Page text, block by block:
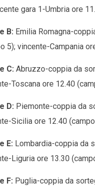
gara 1-Umbria ore
B: Emilia Romagna-
5); vincente-Campania
C: Abruzzo-coppia da
Toscana ore 12.40
D: Piemonte-coppia da
Sicilia ore 12.40
E: Lombardia-coppia da
Liguria ore 13.30
F: Puglia-coppia da